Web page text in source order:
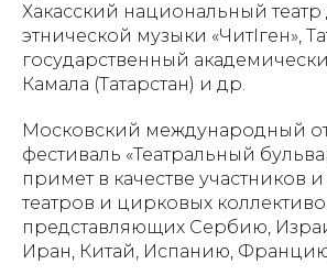
Хакасский национальный
этнической музыки «ЧитIген»,
государственный
Камала (Татарстан) и др.
Московский международный
фестиваль «Театральный
примет в качестве участников
театров и цирковых
представляющих Сербию,
Иран, Китай, Испанию,